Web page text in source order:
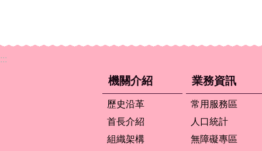
:::
機關介紹
歷史沿革
首長介紹
組織架構
業務資訊
常用服務區
人口統計
無障礙專區